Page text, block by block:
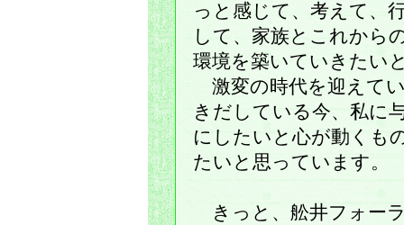
っと感じて、考えて、
して、家族とこれから
環境を築いていきたい
激変の時代を迎えて
きだしている今、私に
にしたいと心が動くも
たいと思っています。
きっと、舩井フォー